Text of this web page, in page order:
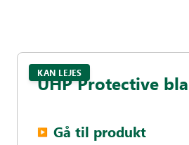
KAN LEJES
UHP Protective
▶︎ Gå til produkt